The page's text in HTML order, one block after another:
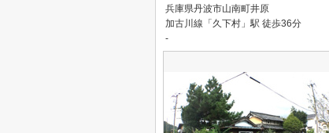
兵庫県丹波市山南町井原
加古川線「久下村」駅 徒歩36分
-